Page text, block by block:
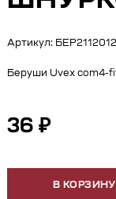
Артикул: БЕР2112012
Беруши Uvex com4-
36 ₽
В КОРЗИНУ